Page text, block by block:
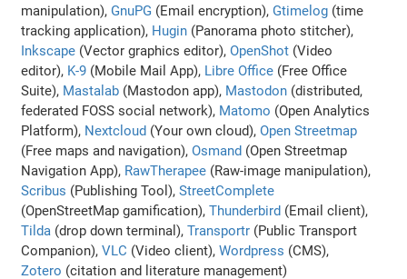
manipulation), GnuPG (Email encryption), Gtimelog (time
tracking application), Hugin (Panorama photo stitcher),
Inkscape (Vector graphics editor),OpenShot (Video
editor), K-9 (Mobile Mail App), Libre Office (Free Office
Suite), Mastalab (Mastodon app), Mastodon (distributed,
federated FOSS social network), Matomo (Open Analytics
Platform), Nextcloud (Your own cloud),Open Streetmap
(Free maps and navigation),Osmand (Open Streetmap
Navigation App), RawTherapee (Raw-image manipulation),
Scribus (Publishing Tool),StreetComplete
(OpenStreetMap gamification),Thunderbird (Email client),
Tilda (drop down terminal),Transportr (Public Transport
Companion),VLC (Video client),Wordpress (CMS),
Zotero (citation and literature management)